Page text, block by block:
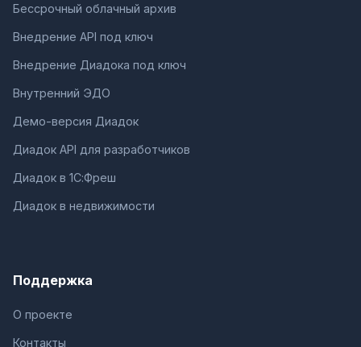
Бессрочный облачный архив
Внедрение API под ключ
Внедрение Диадока под ключ
Внутренний ЭДО
Демо-версия Диадок
Диадок API для разработчиков
Диадок в 1С:Фреш
Диадок в недвижимости
Поддержка
О проекте
Контакты